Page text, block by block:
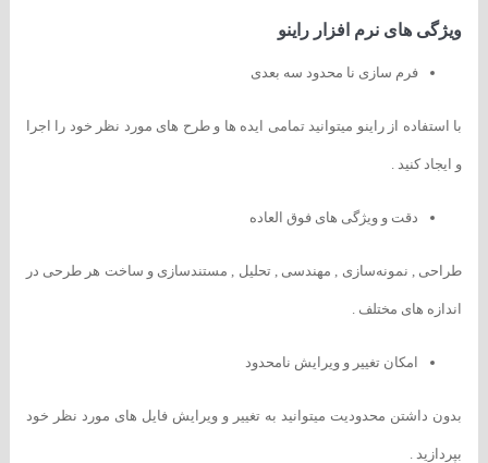
ویژگی های نرم افزار راینو
فرم سازی نا محدود سه بعدی
با استفاده از راینو میتوانید تمامی ایده ها و طرح های مورد نظر خود را اجرا
و ایجاد کنید .
دقت و ویژگی های فوق العاده
طراحی , نمونه‌سازی , مهندسی , تحلیل , مستندسازی و ساخت هر طرحی در
اندازه های مختلف .
امکان تغییر و ویرایش نامحدود
بدون داشتن محدودیت میتوانید به تغییر و ویرایش فایل های مورد نظر خود
بپردازید .